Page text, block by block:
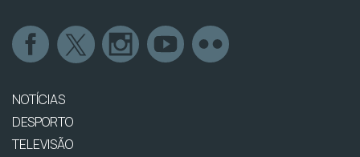
NOTÍCIAS
DESPORTO
TELEVISÃO